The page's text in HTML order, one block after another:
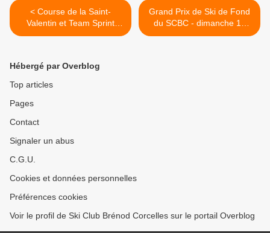
< Course de la Saint-
Valentin et Team Sprint
CSVR.
Grand Prix de Ski de Fond
du SCBC - dimanche 18
février à Lachat. >
Hébergé par Overblog
Top articles
Pages
Contact
Signaler un abus
C.G.U.
Cookies et données personnelles
Préférences cookies
Voir le profil de Ski Club Brénod Corcelles sur le portail Overblog